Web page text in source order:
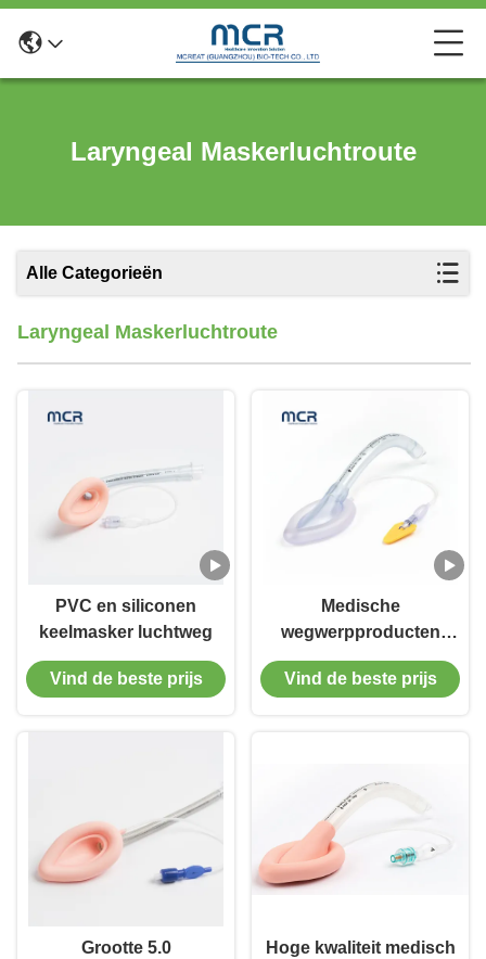
Laryngeal Maskerluchtroute
Alle Categorieën
Laryngeal Maskerluchtroute
PVC en siliconen
keelmasker luchtweg
Vind de beste prijs
Medische
wegwerpproducten
PVC larynxmasker
luchtweg voor
Vind de beste prijs
Grootte 5.0
Hoge kwaliteit medisch